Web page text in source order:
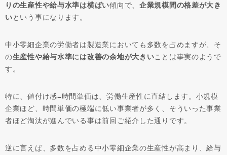
りの生産性や給与水準は横ばい傾向で、 企業規模間の格差が大き
いという事になります。
中小零細企業の労働者は製造業においても多数を占めますが、そ
の生産性や給与水準には改善の余地が大きいことは事実のようで
す。
特に、値付け感=時間単価は、労働生産性に直結します。小規模
企業ほど、時間単価の極端に低い事業者が多く、そういった事業
者ほど淘汰が進んでいる事は前回ご紹介した通りです。
逆に言えば、多数を占める中小零細企業の生産性が高まり、給与